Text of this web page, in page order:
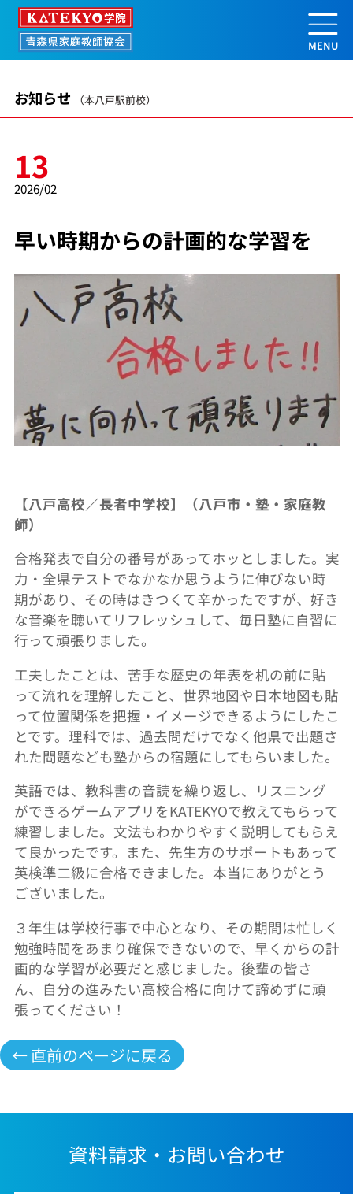
早い時期からの計画的な学習を | 【
お知らせ （本八戸駅前校）
13
2026/02
早い時期からの計画的な学習を
【八戸高校／長者中学校】（八戸市・塾・家庭教
師）
合格発表で自分の番号があってホッとしました。実
力・全県テストでなかなか思うように伸びない時
期があり、その時はきつくて辛かったですが、好き
な音楽を聴いてリフレッシュして、毎日塾に自習に
行って頑張りました。
工夫したことは、苦手な歴史の年表を机の前に貼
って流れを理解したこと、世界地図や日本地図も貼
って位置関係を把握・イメージできるようにしたこ
とです。理科では、過去問だけでなく他県で出題さ
れた問題なども塾からの宿題にしてもらいました。
英語では、教科書の音読を繰り返し、リスニング
ができるゲームアプリをKATEKYOで教えてもらって
練習しました。文法もわかりやすく説明してもらえ
て良かったです。また、先生方のサポートもあって
英検準二級に合格できました。本当にありがとう
ございました。
３年生は学校行事で中心となり、その期間は忙しく
勉強時間をあまり確保できないので、早くからの計
画的な学習が必要だと感じました。後輩の皆さ
ん、自分の進みたい高校合格に向けて諦めずに頑
張ってください！
← 直前のページに戻る
資料請求・お問い合わせ